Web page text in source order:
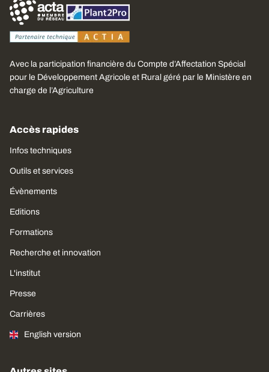
Avec la participation financière du Compte d’Affectation Spécial
pour le Développement Agricole et Rural géré par le Ministère en
charge de l’Agriculture
Accès rapides
Infos techniques
Outils et services
Évènements
Editions
Formations
Recherche et innovation
L'institut
Presse
Carrières
English version